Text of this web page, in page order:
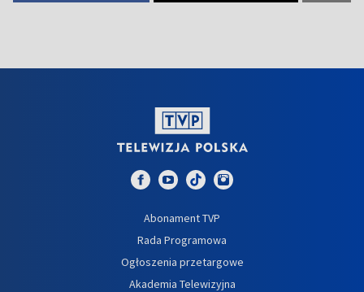
Abonament TVP
Rada Programowa
Ogłoszenia przetargowe
Akademia Telewizyjna